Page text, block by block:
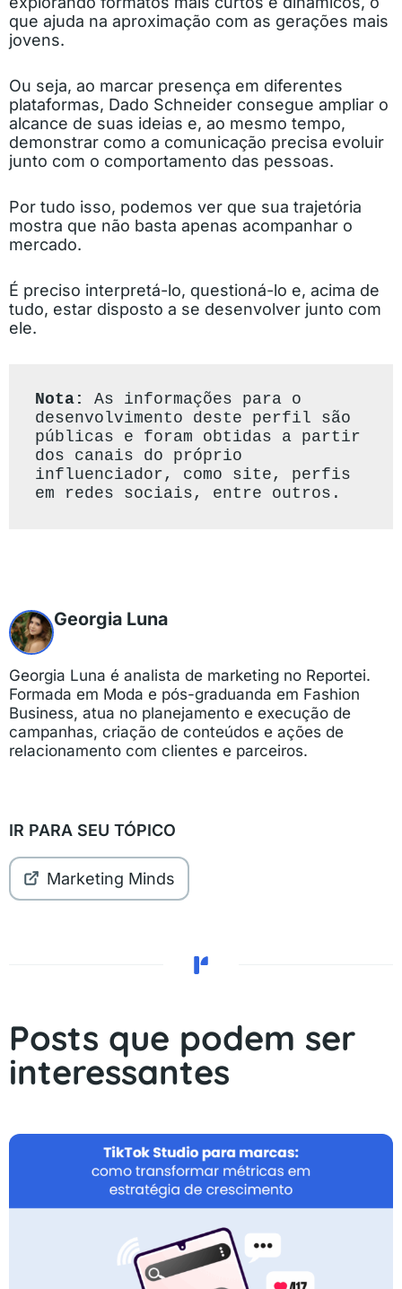
que ajuda na aproximação com as gerações mais
jovens.
Ou seja, ao marcar presença em diferentes
plataformas, Dado Schneider consegue ampliar o
alcance de suas ideias e, ao mesmo tempo,
demonstrar como a comunicação precisa evoluir
junto com o comportamento das pessoas.
Por tudo isso, podemos ver que sua trajetória
mostra que não basta apenas acompanhar o
mercado.
É preciso interpretá-lo, questioná-lo e, acima de
tudo, estar disposto a se desenvolver junto com
ele.
Nota: As informações para o
desenvolvimento deste perfil são
públicas e foram obtidas a partir
dos canais do próprio
influenciador, como site, perfis
em redes sociais, entre outros.
Georgia Luna
Georgia Luna é analista de marketing no Reportei.
Formada em Moda e pós-graduanda em Fashion
Business, atua no planejamento e execução de
campanhas, criação de conteúdos e ações de
relacionamento com clientes e parceiros.
IR PARA SEU TÓPICO
Marketing Minds
Posts que podem ser
interessantes